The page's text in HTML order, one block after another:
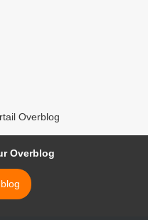
Overblog
Overblog